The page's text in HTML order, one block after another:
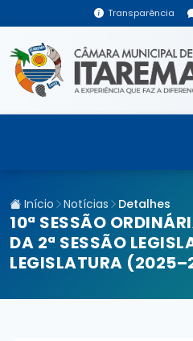
Transparência
Início Notícias Detalhes
10ª SESSÃO
DA 2ª SESSÃO
LEGISLATURA